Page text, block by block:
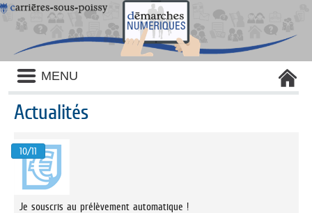
Liste
des
avertissements
MENU
Actualités
des
catégories
d'actualité
10/11
Je souscris au prélèvement automatique !